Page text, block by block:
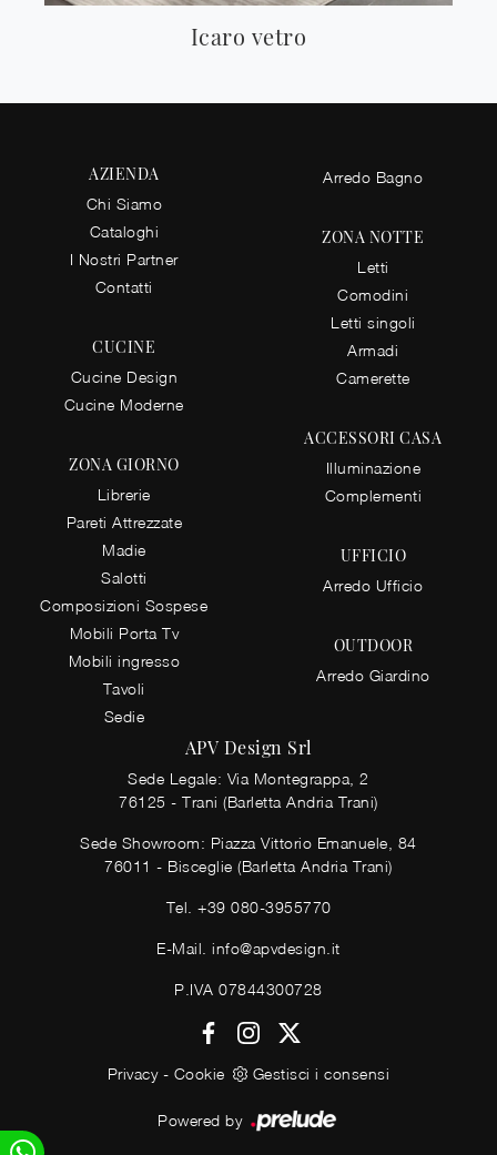
Icaro vetro
AZIENDA
Chi Siamo
Cataloghi
I Nostri Partner
Contatti
CUCINE
Cucine Design
Cucine Moderne
ZONA GIORNO
Librerie
Pareti Attrezzate
Madie
Salotti
Composizioni Sospese
Mobili Porta Tv
Mobili ingresso
Tavoli
Sedie
Arredo Bagno
ZONA NOTTE
Letti
Comodini
Letti singoli
Armadi
Camerette
ACCESSORI CASA
Illuminazione
Complementi
UFFICIO
Arredo Ufficio
OUTDOOR
Arredo Giardino
APV Design Srl
Sede Legale: Via Montegrappa, 2
76125 - Trani (Barletta Andria Trani)
Sede Showroom: Piazza Vittorio Emanuele, 84
76011 - Bisceglie (Barletta Andria Trani)
Tel. +39 080-3955770
E-Mail.info@apvdesign.it
P.IVA 07844300728
Privacy- Cookie Gestisci i consensi
Powered by